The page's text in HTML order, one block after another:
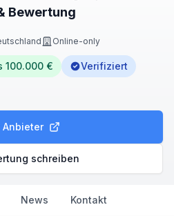
Bewertung
Online-only
100.000 €
Verifiziert
Anbieter
schreiben
News Kontakt